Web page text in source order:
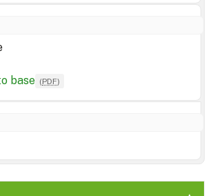
base (PDF)